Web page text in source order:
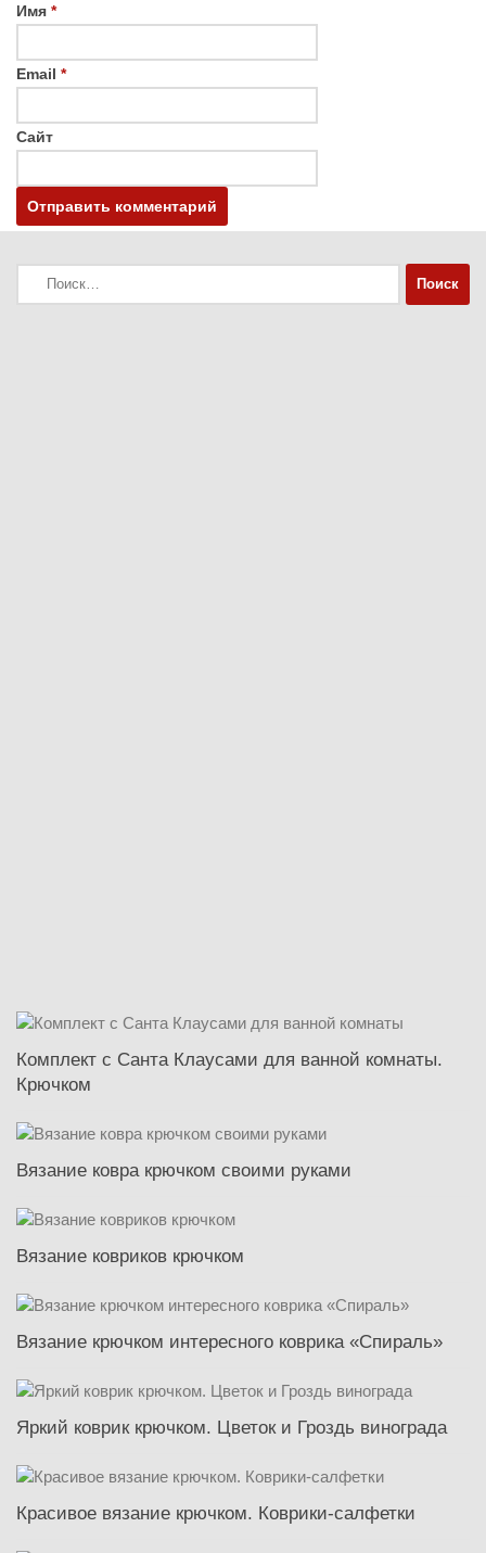
Имя *
Email *
Сайт
Найти:
Комплект с Санта Клаусами для ванной комнаты.
Крючком
Вязание ковра крючком своими руками
Вязание ковриков крючком
Вязание крючком интересного коврика «Спираль»
Яркий коврик крючком. Цветок и Гроздь винограда
Красивое вязание крючком. Коврики-салфетки